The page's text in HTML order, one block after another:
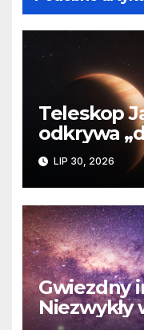
Teleskop
odkrywa
planety
martwej
LIP 30, 2026
Gwiezdny
Niezwykły